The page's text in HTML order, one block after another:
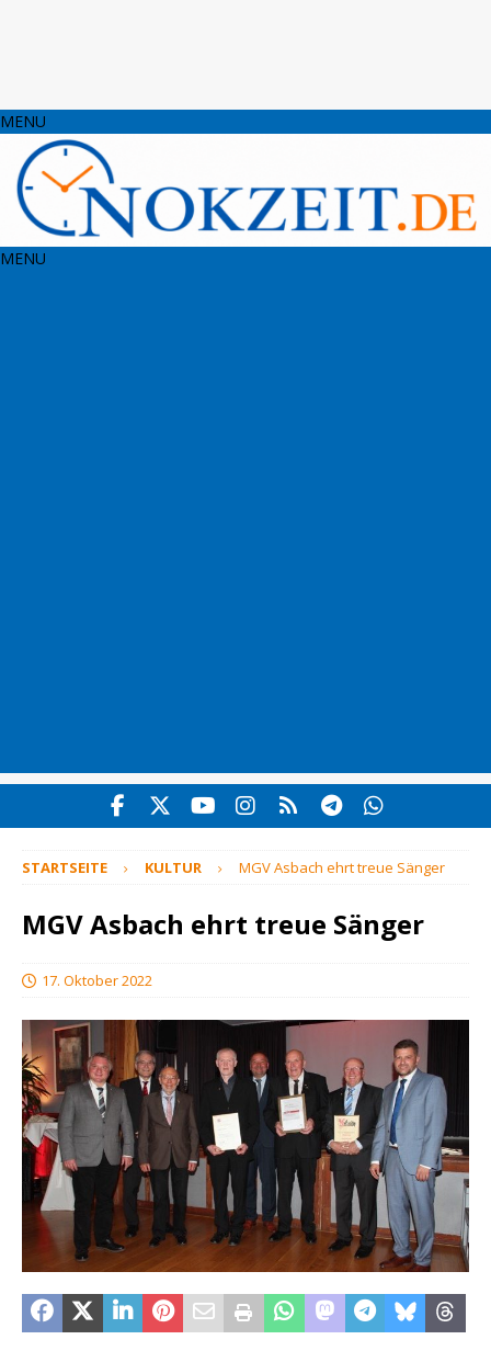
MENU
MENU
STARTSEITE KULTUR MGV Asbach ehrt treue Sänger
MGV Asbach ehrt treue Sänger
17. Oktober 2022